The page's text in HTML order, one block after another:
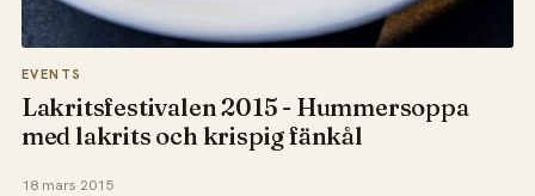
EVENTS
Lakritsfestivalen 2015 - Hummersoppa
med lakrits och krispig fänkål
18 mars 2015